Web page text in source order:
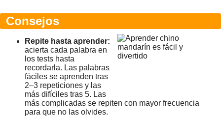
Consejos
Repite hasta aprender:
acierta cada palabra en
los tests hasta
recordarla. Las palabras
fáciles se aprenden tras
2–3 repeticiones y las
más difíciles tras 5. Las
más complicadas se repiten con mayor frecuencia
para que no las olvides.